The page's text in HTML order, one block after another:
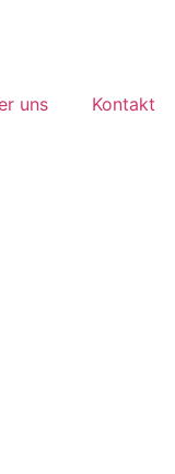
uns Kontakt